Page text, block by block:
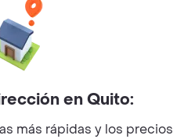
de ti
en Quito:
más rápidas y los precios